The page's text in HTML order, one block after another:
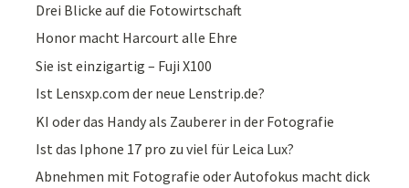
Drei Blicke auf die Fotowirtschaft
Honor macht Harcourt alle Ehre
Sie ist einzigartig – Fuji X100
Ist Lensxp.com der neue Lenstrip.de?
KI oder das Handy als Zauberer in der Fotografie
Ist das Iphone 17 pro zu viel für Leica Lux?
Abnehmen mit Fotografie oder Autofokus macht dick